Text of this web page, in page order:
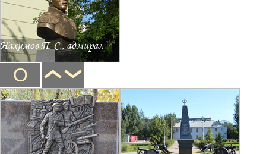
Нахимов П. С., адмирал
О